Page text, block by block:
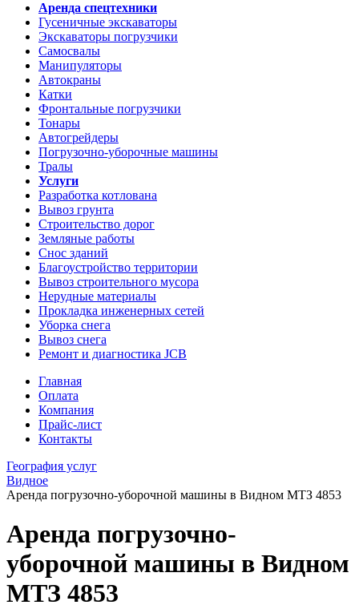
Аренда спецтехники
Гусеничные экскаваторы
Экскаваторы погрузчики
Самосвалы
Манипуляторы
Автокраны
Катки
Фронтальные погрузчики
Тонары
Автогрейдеры
Погрузочно-уборочные машины
Тралы
Услуги
Разработка котлована
Вывоз грунта
Строительство дорог
Земляные работы
Снос зданий
Благоустройство территории
Вывоз строительного мусора
Нерудные материалы
Прокладка инженерных сетей
Уборка снега
Вывоз снега
Ремонт и диагностика JCB
Главная
Оплата
Компания
Прайс-лист
Контакты
География услуг
Видное
Аренда погрузочно-уборочной машины в Видном МТЗ 4853
Аренда погрузочно-
уборочной машины в Видном
МТЗ 4853